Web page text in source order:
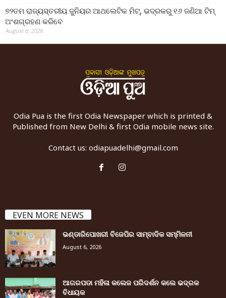
୭୨ତମ ରାଜ୍ୟସ୍ତରୀୟ ଜୁନିୟର ଆଥଲେଟିକ ମିଟ୍‌, ଭଦ୍ରକରୁ ୧୬ ଜଣିଆ ଟିମ୍
ଅଂଶଗ୍ରହଣ କରିବେ
August 6, 2026
Odia Pua is the first Odia Newspaper which is printed &
Published from New Delhi & first Odia mobile news site.
Contact us: odiapuadelhi@gmail.com
EVEN MORE NEWS
ଭଣ୍ଡାରିପୋଖରୀ ବିଜେପିର ସାମ୍ବାଦିକ ସମ୍ମିଳନୀ
August 6, 2026
ଆଗରପଡା ମହିଳା କଲେଜ ପରିଦର୍ଶନ କଲେ ଭଦ୍ରକ
ବିଧାୟକ